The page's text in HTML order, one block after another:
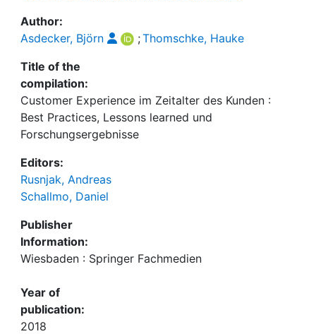
Author:
Asdecker, Björn
;Thomschke, Hauke
Title of the
compilation:
Customer Experience im Zeitalter des Kunden :
Best Practices, Lessons learned und
Forschungsergebnisse
Editors:
Rusnjak, Andreas
Schallmo, Daniel
Publisher
Information:
Wiesbaden : Springer Fachmedien
Year of
publication:
2018